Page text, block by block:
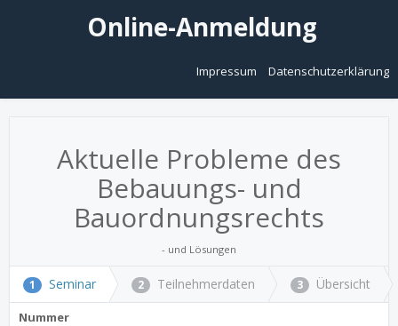
Online-Anmeldung
Impressum Datenschutzerklärung
Aktuelle Probleme des
Bebauungs- und
Bauordnungsrechts
- und Lösungen
1 Seminar 2 Teilnehmerdaten 3 Übersicht
Nummer